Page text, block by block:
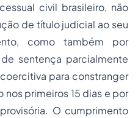
civil brasileiro, não
de título judicial ao seu
como também por
sentença parcialmente
para constranger
primeiros 15 dias e por
O cumprimento